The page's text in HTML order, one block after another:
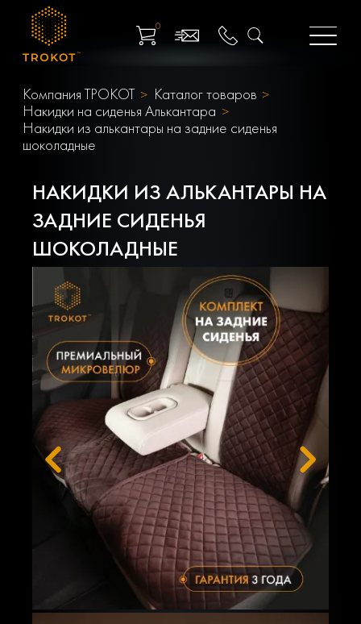
0
Компания ТРОКОТ
Каталог товаров
Накидки на сиденья Алькантара
Накидки из алькантары на задние сиденья
шоколадные
НАКИДКИ ИЗ АЛЬКАНТАРЫ НА
ЗАДНИЕ СИДЕНЬЯ
ШОКОЛАДНЫЕ